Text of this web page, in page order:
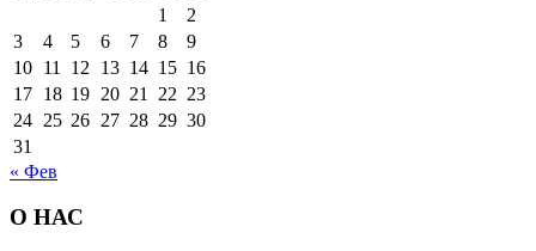
1
2
3
4 5 6 7 8
9
10 11 12 13 14 15 16
17 18 19 20 21 22 23
24 25 26 27 28 29 30
31
« Фев
О НАС